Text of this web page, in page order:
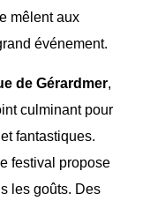
mêlent aux
événement.
de Gérardmer,
culminant pour
fantastiques.
festival propose
les goûts. Des